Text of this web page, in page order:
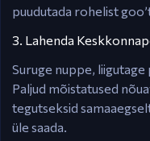
puudutada rohelist
3. Lahenda
Suruge nuppe,
Paljud mõistatused
tegutseksid
üle saada.